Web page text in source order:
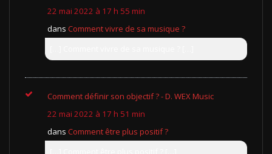
22 mai 2022 à 17 h 55 min
dans Comment vivre de sa musique ?
Comment définir son objectif ? - D. WEX Music
22 mai 2022 à 17 h 51 min
dans Comment être plus positif ?